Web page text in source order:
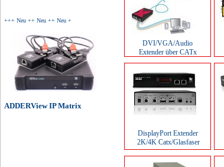
+++ Neu ++ Neu ++ Neu +
ADDERView IP Matrix
DVI/VGA/Audio
Extender über CATx
DisplayPort Extender
2K/4K Catx/Glasfaser